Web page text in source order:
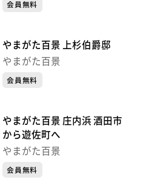
会員無料
やまがた百景 上杉伯爵邸
やまがた百景
会員無料
やまがた百景 庄内浜 酒田市
から遊佐町へ
やまがた百景
会員無料